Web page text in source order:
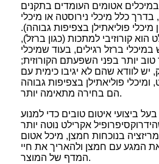
אטומים העומדים בתקנים
בדרך כלל מיכלי נירוסטה או מיכלי
מיכלי פוליאתילן בצפיפות גבוהה).
הוא קורוזיבי למתכות (כגון ברזל),
ברזל רגילים, בעוד שמיכלי
טוב יותר בפני השפעתם הקורוזית;
יש לוודא שהם לא יגיבו כימית עם
ומיכלי פוליאתילן בצפיפות גבוהה
הם בחירה מתאימה יותר.
ביצועי איטום טובים כדי למנוע
אקרילט נוטה יותר
בנוכחות חמצן, מיכל אטום
המגע עם חמצן ולהאריך את חיי
המדף של המוצר.